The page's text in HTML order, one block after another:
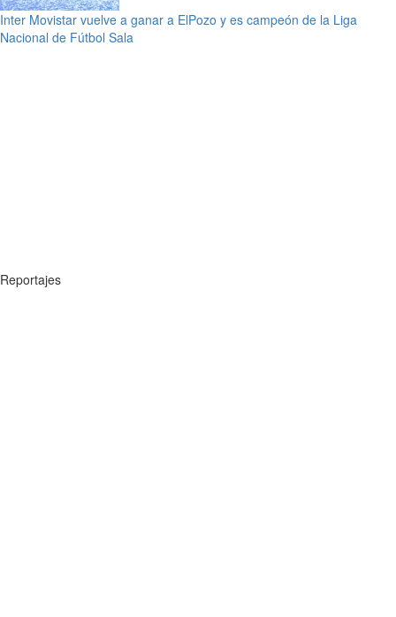
Inter Movistar vuelve a ganar a ElPozo y es campeón de la Liga
Nacional de Fútbol Sala
Reportajes